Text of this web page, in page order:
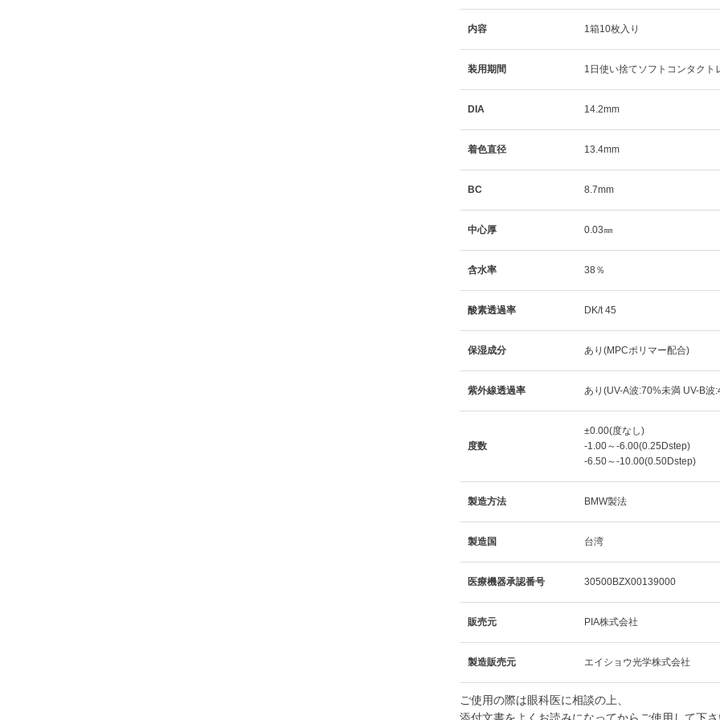
内容 1箱10枚入り
装用期間 1日使い捨てソフトコンタクト
DIA 14.2mm
着色直径 13.4mm
BC 8.7mm
中心厚 0.03㎜
含水率 38％
酸素透過率 DK/t 45
保湿成分 あり(MPCポリマー配合)
紫外線透過率 あり(UV-A波:70%未満 UV-B波
度数
±0.00(度なし)
-1.00～-6.00(0.25Dstep)
-6.50～-10.00(0.50Dstep)
製造方法 BMW製法
製造国 台湾
医療機器承認番号 30500BZX00139000
販売元 PIA株式会社
製造販売元 エイショウ光学株式会社
ご使用の際は眼科医に相談の上、